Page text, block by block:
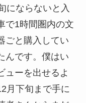
にならないと入
で1時間圏内の文
ごと購入してい
んです。僕はい
ューを出せるよ
月下旬まで手に